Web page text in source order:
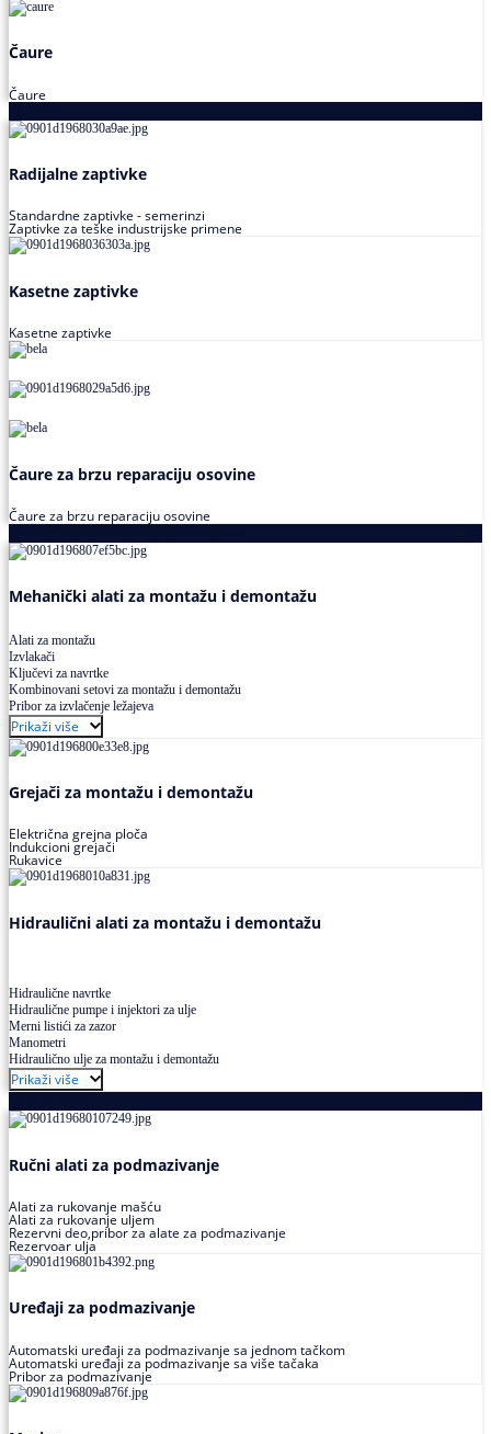
Čaure
Čaure
Radijalne zaptivke
Standardne zaptivke - semerinzi
Zaptivke za teške industrijske primene
Kasetne zaptivke
Kasetne zaptivke
Čaure za brzu reparaciju osovine
Čaure za brzu reparaciju osovine
Mehanički alati za montažu i demontažu
Alati za montažu
Izvlakači
Ključevi za navrtke
Kombinovani setovi za montažu i demontažu
Pribor za izvlačenje ležajeva
Prikaži više
Grejači za montažu i demontažu
Električna grejna ploča
Indukcioni grejači
Rukavice
Hidraulični alati za montažu i demontažu
Hidraulične navrtke
Hidraulične pumpe i injektori za ulje
Merni listići za zazor
Manometri
Hidraulično ulje za montažu i demontažu
Prikaži više
Ručni alati za podmazivanje
Alati za rukovanje mašću
Alati za rukovanje uljem
Rezervni deo,pribor za alate za podmazivanje
Rezervoar ulja
Uređaji za podmazivanje
Automatski uređaji za podmazivanje sa jednom tačkom
Automatski uređaji za podmazivanje sa više tačaka
Pribor za podmazivanje